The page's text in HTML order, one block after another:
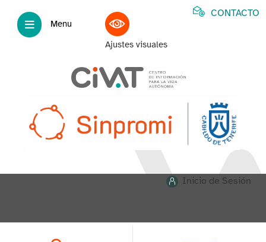
Menu
Ajustes visuales
CONTACTO
Inicio de Sesión